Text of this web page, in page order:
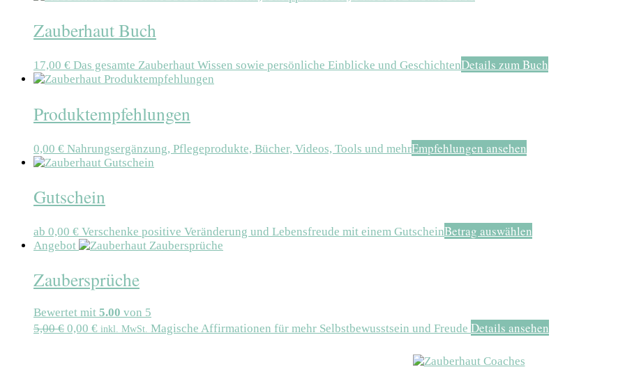
Zauberhaut Buch
17,00 € Das gesamte Zauberhaut Wissen sowie persönliche Einblicke und GeschichtenDetails zum Buch
Produktempfehlungen
0,00 € Nahrungsergänzung, Pflegeprodukte, Bücher, Videos, Tools und mehrEmpfehlungen ansehen
Gutschein
ab 0,00 € Verschenke positive Veränderung und Lebensfreude mit einem GutscheinBetrag auswählen
Angebot
Zaubersprüche
Bewertet mit 5.00 von 5
5,00€ 0,00 € inkl. MwSt. Magische Affirmationen für mehr Selbstbewusstsein und Freude Details ansehen